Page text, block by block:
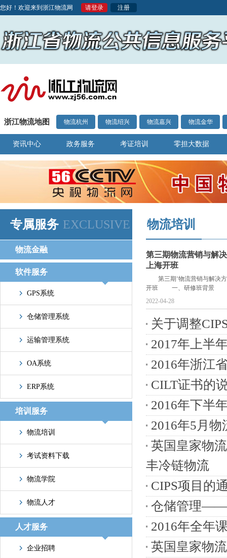
您好！欢迎来到浙江物流网 请登录 注册
浙江物流地图 物流杭州 物流绍兴 物流嘉兴 物流金华
资讯中心 政务服务 考证培训 零担大数据
专属服务 EXCLUSIVE
物流金融
软件服务
GPS系统
仓储管理系统
运输管理系统
OA系统
ERP系统
培训服务
物流培训
考试资料下载
物流学院
物流人才
人才服务
企业招聘
物流培训
第三期物流营销与解
上海开班
第三期‘物流营销与解决
开班 一、研修班背景
2022-04-28
关于调整
2017年上半
2016年浙江
CILT证书的
2016年下半
2016年5月
英国皇家物
丰冷链物流
CIPS项目的
仓储管理——
2016年全年
英国皇家物